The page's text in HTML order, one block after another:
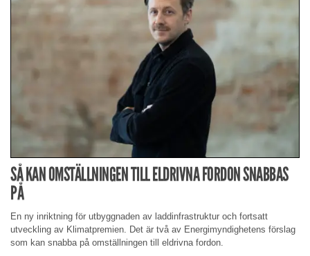
SÅ KAN OMSTÄLLNINGEN TILL ELDRIVNA FORDON SNABBAS
PÅ
En ny inriktning för utbyggnaden av laddinfrastruktur och fortsatt
utveckling av Klimatpremien. Det är två av Energimyndighetens förslag
som kan snabba på omställningen till eldrivna fordon.